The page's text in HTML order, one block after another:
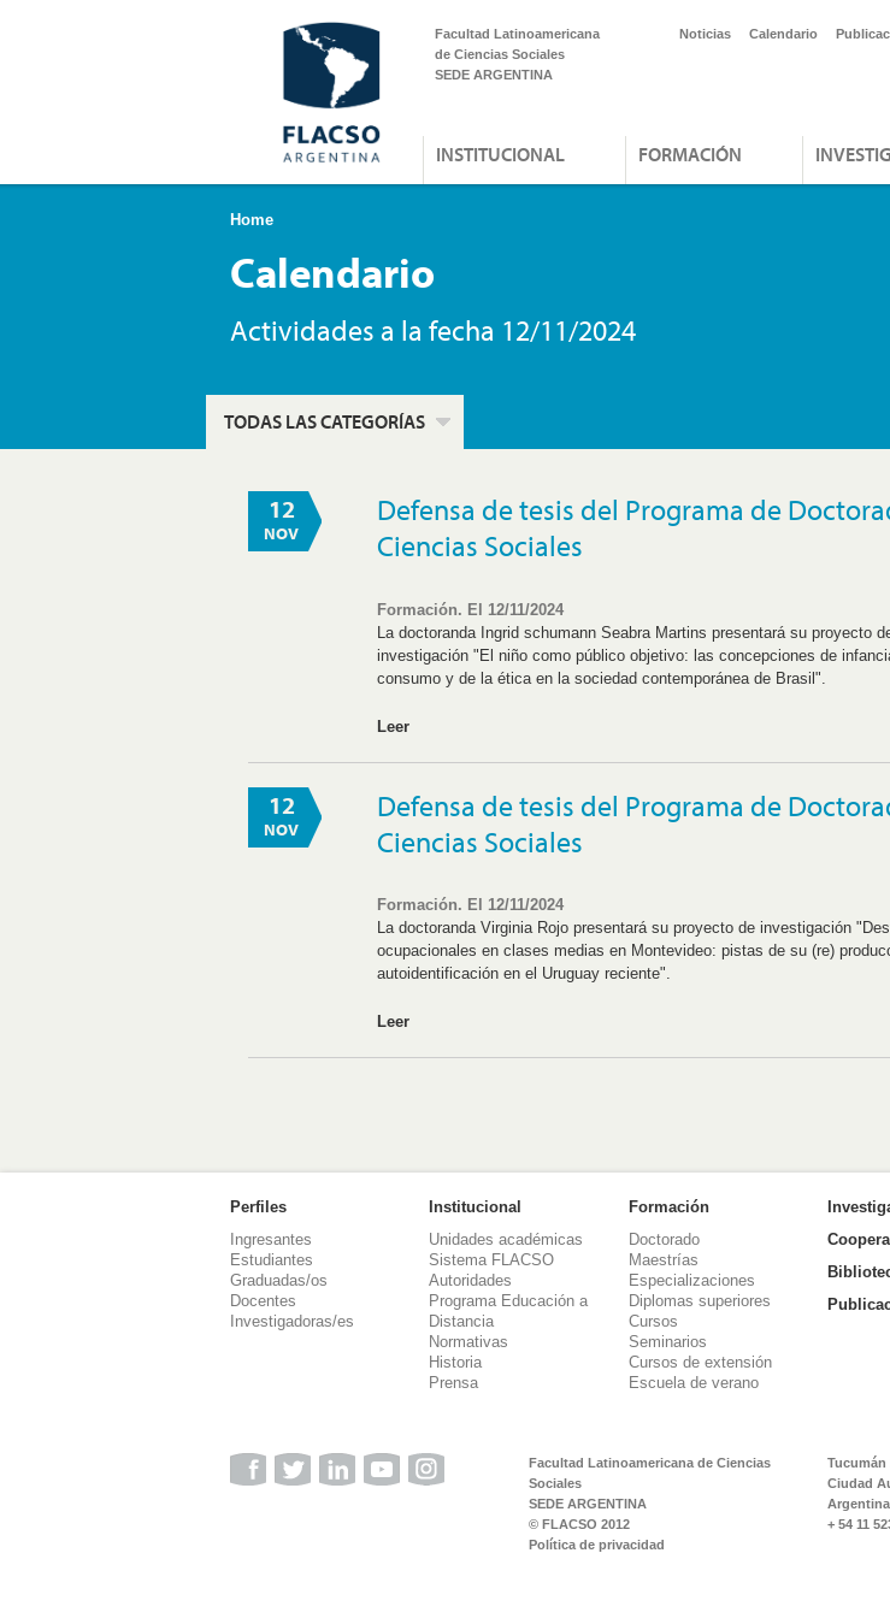
Facultad Latinoamericana
de Ciencias Sociales
SEDE ARGENTINA
Noticias Calendario
INSTITUCIONAL FORMACIÓN
Home
Calendario
Actividades a la fecha 12/11/2024
TODAS LAS CATEGORÍAS
12
NOV
Defensa de tesis del Programa de
Ciencias Sociales
Formación. El 12/11/2024
La doctoranda Ingrid schumann Seabra Martins presentará su proyecto
investigación "El niño como público objetivo: las concepciones de
consumo y de la ética en la sociedad contemporánea de Brasil".
Leer
12
NOV
Defensa de tesis del Programa de
Ciencias Sociales
Formación. El 12/11/2024
La doctoranda Virginia Rojo presentará su proyecto de investigación
ocupacionales en clases medias en Montevideo: pistas de su (re)
autoidentificación en el Uruguay reciente".
Leer
Perfiles
Ingresantes
Estudiantes
Graduadas/os
Docentes
Investigadoras/es
Institucional
Unidades académicas
Sistema FLACSO
Autoridades
Programa Educación a
Distancia
Normativas
Historia
Prensa
Formación
Doctorado
Maestrías
Especializaciones
Diplomas superiores
Cursos
Seminarios
Cursos de extensión
Escuela de verano
Facultad Latinoamericana de Ciencias
Sociales
SEDE ARGENTINA
© FLACSO 2012
Política de privacidad
Tucumán
Ciudad
+ 54 11